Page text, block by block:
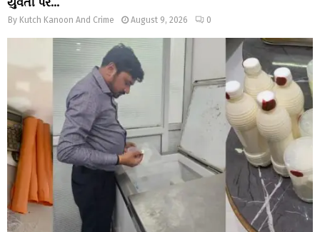
By Kutch Kanoon And Crime August 9, 2026 0